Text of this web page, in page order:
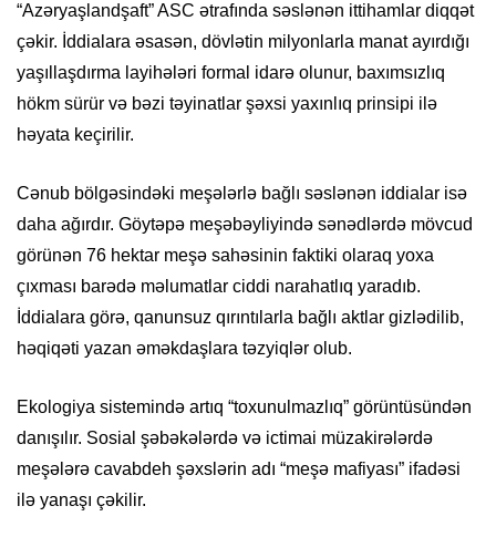
“Azəryaşlandşaft” ASC ətrafında səslənən ittihamlar diqqət
çəkir. İddialara əsasən, dövlətin milyonlarla manat ayırdığı
yaşıllaşdırma layihələri formal idarə olunur, baxımsızlıq
hökm sürür və bəzi təyinatlar şəxsi yaxınlıq prinsipi ilə
həyata keçirilir.
Cənub bölgəsindəki meşələrlə bağlı səslənən iddialar isə
daha ağırdır. Göytəpə meşəbəyliyində sənədlərdə mövcud
görünən 76 hektar meşə sahəsinin faktiki olaraq yoxa
çıxması barədə məlumatlar ciddi narahatlıq yaradıb.
İddialara görə, qanunsuz qırıntılarla bağlı aktlar gizlədilib,
həqiqəti yazan əməkdaşlara təzyiqlər olub.
Ekologiya sistemində artıq “toxunulmazlıq” görüntüsündən
danışılır. Sosial şəbəkələrdə və ictimai müzakirələrdə
meşələrə cavabdeh şəxslərin adı “meşə mafiyası” ifadəsi
ilə yanaşı çəkilir.